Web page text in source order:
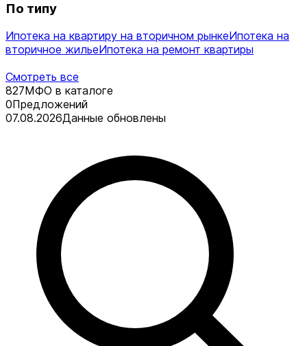
По типу
Ипотека на квартиру на вторичном рынкеИпотека на
вторичное жильеИпотека на ремонт квартиры
Смотреть все
827МФО в каталоге
0Предложений
07.08.2026Данные обновлены